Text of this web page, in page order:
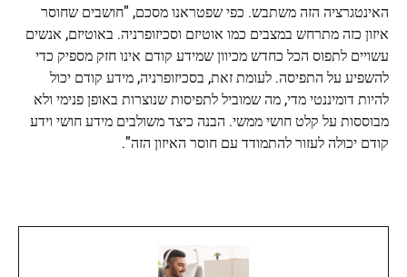
האינטגרציה הזה משתבש. כפי שפטראנו מסכם, "חושבים שחוסר
איזון כזה מתרחש במצבים כמו אוטיזם וסכיזופרניה. באוטיזם, אנשים
עשויים לתפוס הכל כחדש מכיוון שמידע קודם אינו חזק מספיק כדי
להשפיע על התפיסה. לעומת זאת, בסכיזופרניה, מידע קודם יכול
להיות דומיננטי מדי, מה שמוביל לתפיסות שנוצרות באופן פנימי ולא
מבוססות על קלט חושי ממשי. הבנה כיצד משולבים מידע חושי וידע
קודם יכולה לעזור להתמודד עם חוסר האיזון הזה".